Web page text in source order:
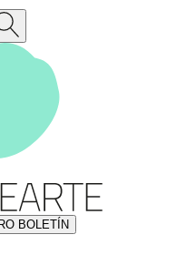
RECIBE NUESTRO BOLETÍN